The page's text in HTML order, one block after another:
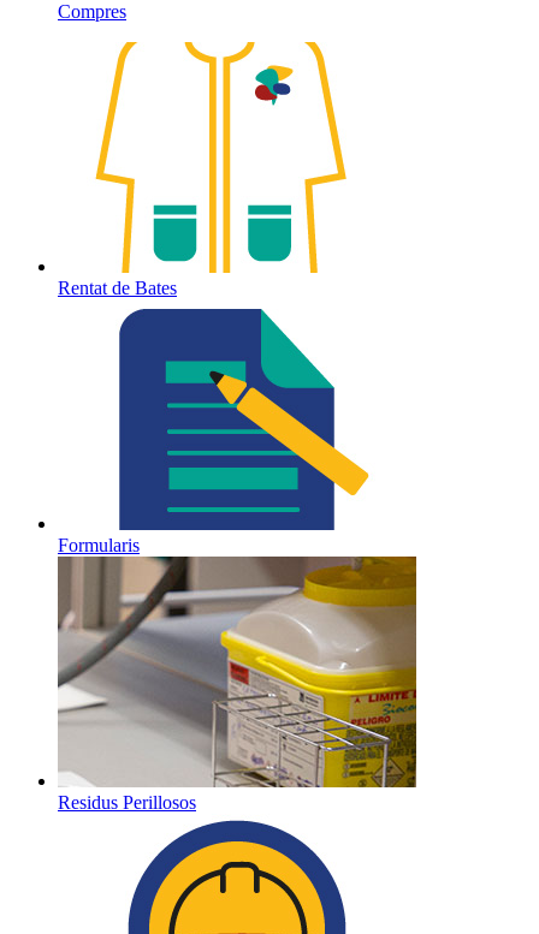
Compres
Rentat de Bates
Formularis
Residus Perillosos